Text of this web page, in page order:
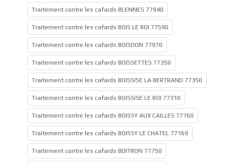
Traitement contre les cafards BLENNES 77940
Traitement contre les cafards BOIS LE ROI 77590
Traitement contre les cafards BOISDON 77970
Traitement contre les cafards BOISSETTES 77350
Traitement contre les cafards BOISSISE LA BERTRAND 77350
Traitement contre les cafards BOISSISE LE ROI 77310
Traitement contre les cafards BOISSY AUX CAILLES 77760
Traitement contre les cafards BOISSY LE CHATEL 77169
Traitement contre les cafards BOITRON 77750